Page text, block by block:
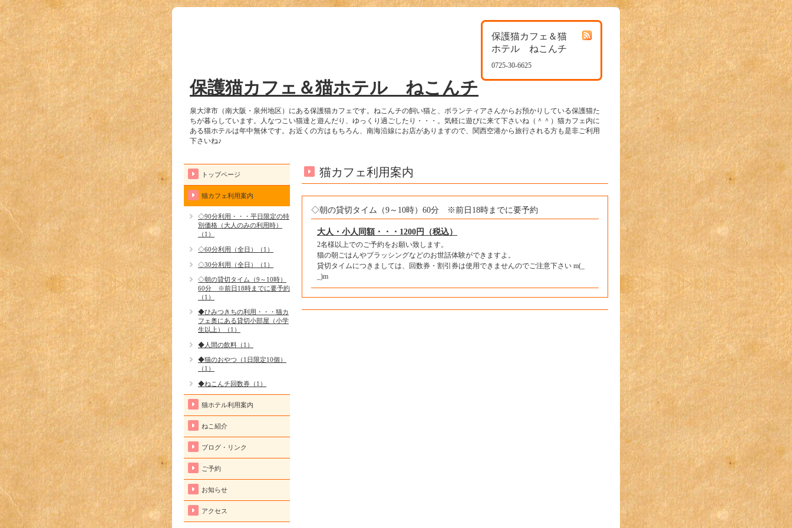
保護猫カフェ＆猫
ホテル ねこんチ
0725-30-6625
保護猫カフェ＆猫ホテル ねこんチ
泉大津市（南大阪・泉州地区）にある保護猫カフェです。ねこんチの飼い猫と、ボランティアさんからお預かりしている保護猫た
ちが暮らしています。人なつこい猫達と遊んだり、ゆっくり過ごしたり・・・。気軽に遊びに来て下さいね（＾＾）猫カフェ内に
ある猫ホテルは年中無休です。お近くの方はもちろん、南海沿線にお店がありますので、関西空港から旅行される方も是非ご利用
下さいね♪
猫カフェ利用案内
◇朝の貸切タイム（9～10時）60分 ※前日18時までに要予約
大人・小人同額・・・1200円（税込）
2名様以上でのご予約をお願い致します。
猫の朝ごはんやブラッシングなどのお世話体験ができますよ。
貸切タイムにつきましては、回数券・割引券は使用できませんのでご注意下さい m(_
_)m
トップページ
猫カフェ利用案内
◇90分利用・・・平日限定の特
別価格（大人のみの利用時）
（1）
◇60分利用（全日）（1）
◇30分利用（全日）（1）
◇朝の貸切タイム（9～10時）
60分 ※前日18時までに要予約
（1）
◆ひみつきちの利用・・・猫カ
フェ奥にある貸切小部屋（小学
生以上）（1）
◆人間の飲料（1）
◆猫のおやつ（1日限定10個）
（1）
◆ねこんチ回数券（1）
猫ホテル利用案内
ねこ紹介
ブログ・リンク
ご予約
お知らせ
アクセス